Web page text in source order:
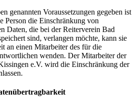
genannten Voraussetzungen gegeben ist
Person die Einschränkung von
Daten, die bei der Reiterverein Bad
sind, verlangen möchte, kann sie
an einen Mitarbeiter des für die
wenden. Der Mitarbeiter der
e.V. wird die Einschränkung der